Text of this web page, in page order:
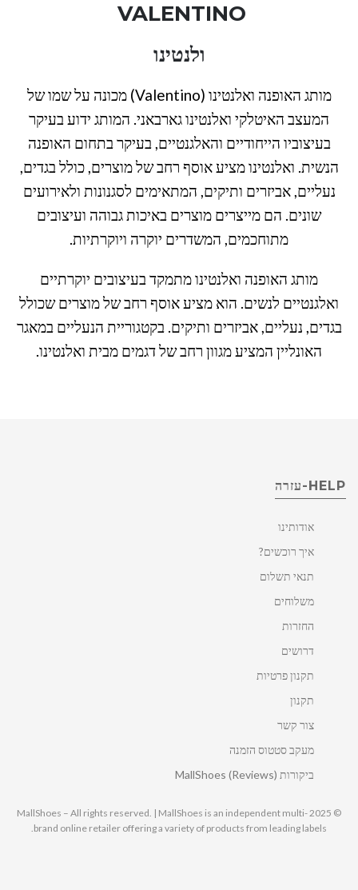
VALENTINO
ולנטינו
מותג האופנה ואלנטינו (Valentino) מכונה על שמו של
המעצב האיטלקי ואלנטינו גארבאני. המותג ידוע בעיקר
בעיצוביו הייחודיים והאלגנטיים, בעיקר בתחום האופנה
הנשית. ואלנטינו מציע אוסף רחב של מוצרים, כולל בגדים,
נעליים, אביזרים ותיקים, המתאימים לסגנונות ולאירועים
שונים. הם מייצרים מוצרים באיכות גבוהה ועיצובים
מתוחכמים, המשדרים יוקרה ויוקרתיות.
מותג האופנה ואלנטינו מתמקד בעיצובים יוקרתיים
ואלגנטיים לנשים. הוא מציע אוסף רחב של מוצרים שכולל
בגדים, נעליים, אביזרים ותיקים. בקטגוריית הנעליים במאגר
האונליין המציע מגוון רחב של דגמים מבית ואלנטינו.
HELP-עזרה
אודותינו
איך רוכשים?
תנאי תשלום
משלוחים
החזרות
דרושים
תקנון פרטיות
תקנון
צור קשר
מעקב סטטוס הזמנה
ביקורות MallShoes (Reviews)
© 2025 MallShoes – All rights reserved. | MallShoes is an independent multi-
brand online retailer offering a variety of products from leading labels.